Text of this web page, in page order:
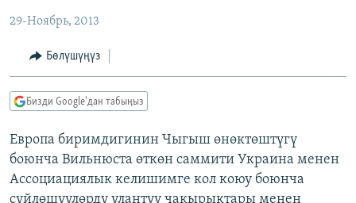
САЯСАТ
ЭКОНОМИКА
ДҮЙНӨ
БОРБОР АЗИЯ
УКРАИНА
АТАЙЫН ИЛИКТӨӨ
БҮГҮН АЗАТТЫКТА
ЭКСПЕРТТЕР ТАЛДАЙТ
ДАНИСТЕ
ПОДКАСТ
ӨЗГӨЧӨ ПИКИР
Русский
29-Ноябрь, 2013
Бөлүшүңүз
Бизди Google'дан табыңыз
Европа биримдигинин Чыгыш өнөктөштүгү
боюнча Вильнюста өткөн саммити Украина менен
Ассоциациялык келишимге кол коюу боюнча
сүйлөшүүлөрдү улантуу чакырыктары менен